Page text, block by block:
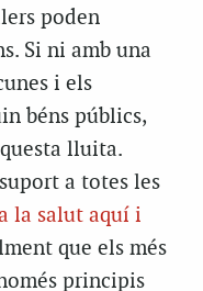
poden
Si ni amb una
i els
béns públics,
lluita.
a totes les
la salut aquí i
que els més
principis